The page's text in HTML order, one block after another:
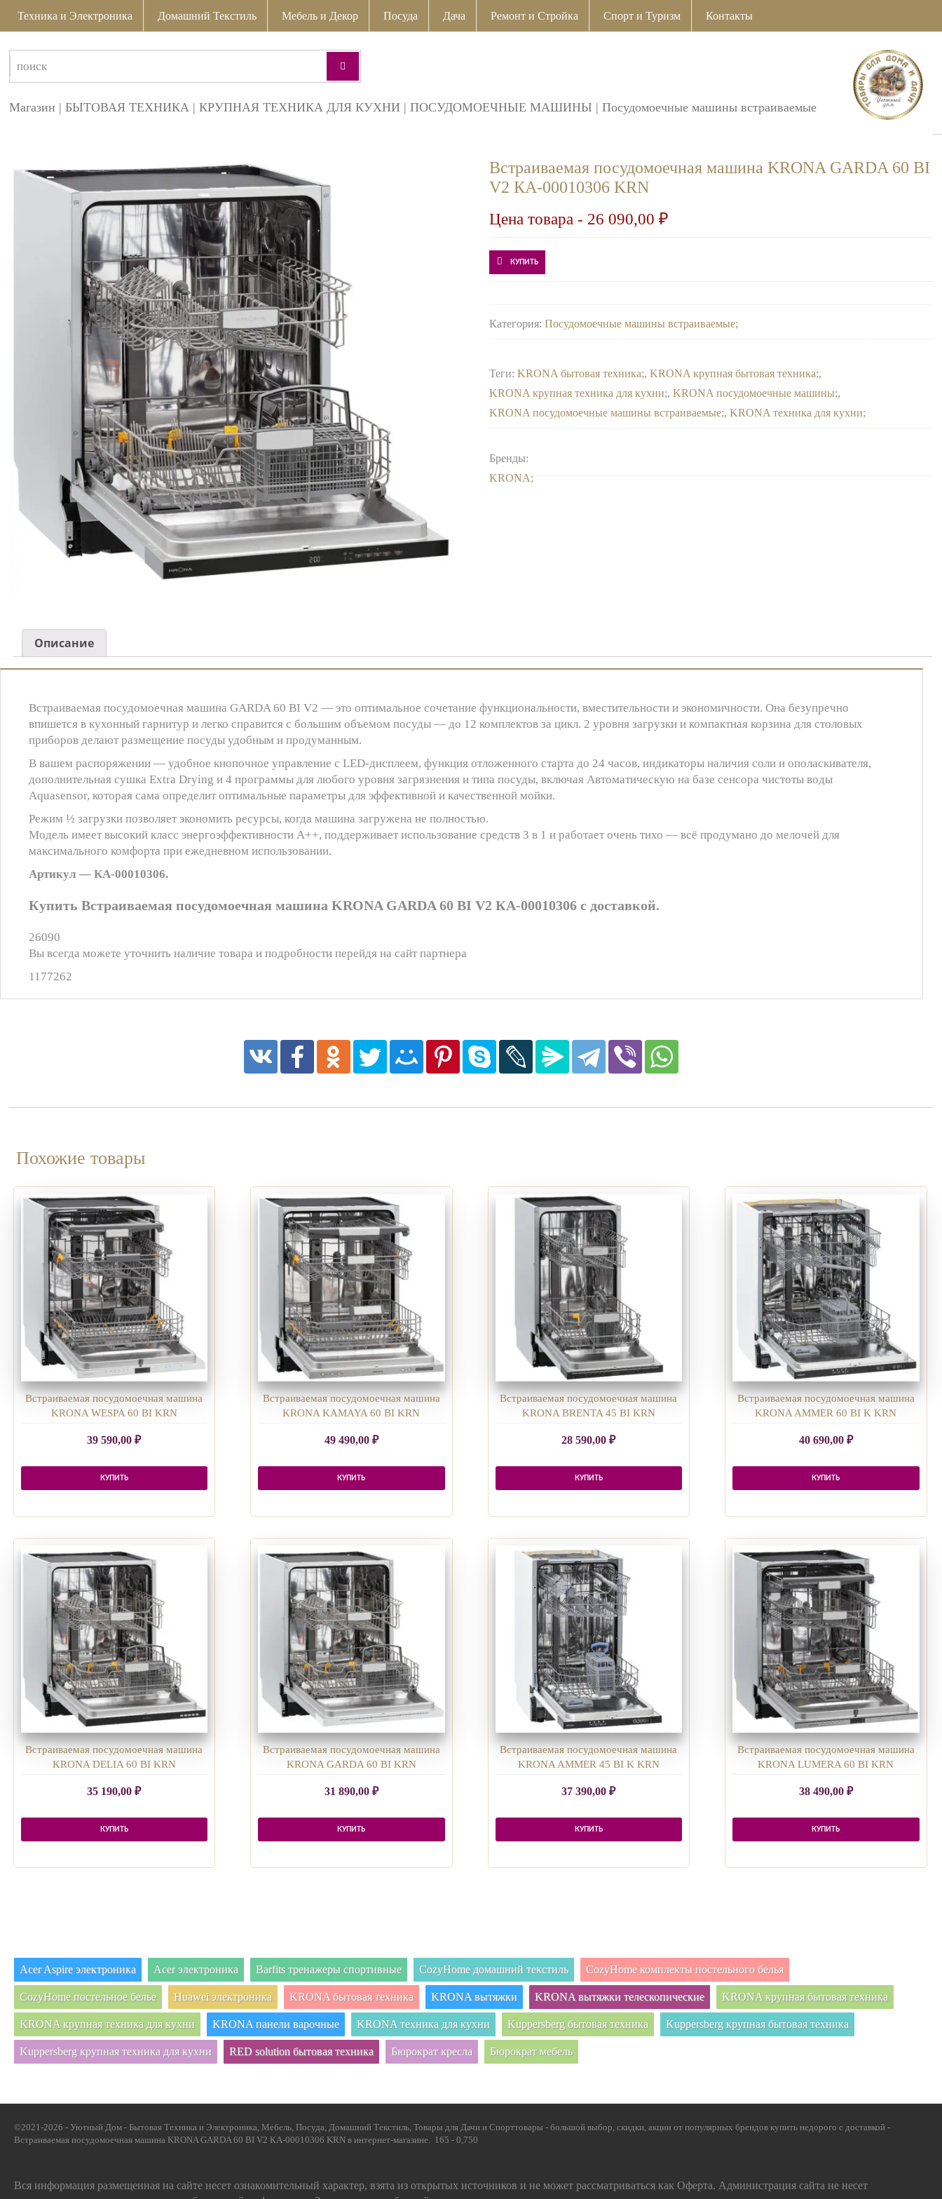
Техника и Электроника Домашний Текстиль Мебель и Декор Посуда Дача Ремонт и Стройка Спорт и Туризм Контакты
Магазин |БЫТОВАЯ ТЕХНИКА |КРУПНАЯ ТЕХНИКА ДЛЯ КУХНИ |ПОСУДОМОЕЧНЫЕ МАШИНЫ |Посудомоечные машины встраиваемые
Встраиваемая посудомоечная машина KRONA GARDA 60 BI
V2 КА-00010306 KRN
Цена товара - 26 090,00₽
КУПИТЬ
Категория:Посудомоечные машины встраиваемые
Теги:KRONA бытовая техника ,KRONA крупная бытовая техника ,
KRONA крупная техника для кухни ,KRONA посудомоечные машины ,
KRONA посудомоечные машины встраиваемые ,KRONA техника для кухни
Бренды:
KRONA
Описание
Встраиваемая посудомоечная машина GARDA 60 BI V2 — это оптимальное сочетание функциональности, вместительности и экономичности. Она безупречно
впишется в кухонный гарнитур и легко справится с большим объемом посуды — до 12 комплектов за цикл. 2 уровня загрузки и компактная корзина для столовых
приборов делают размещение посуды удобным и продуманным.
В вашем распоряжении — удобное кнопочное управление с LED-дисплеем, функция отложенного старта до 24 часов, индикаторы наличия соли и ополаскивателя,
дополнительная сушка Extra Drying и 4 программы для любого уровня загрязнения и типа посуды, включая Автоматическую на базе сенсора чистоты воды
Aquasensor, которая сама определит оптимальные параметры для эффективной и качественной мойки.
Режим ½ загрузки позволяет экономить ресурсы, когда машина загружена не полностью.
Модель имеет высокий класс энергоэффективности А++, поддерживает использование средств 3 в 1 и работает очень тихо — всё продумано до мелочей для
максимального комфорта при ежедневном использовании.
Артикул — КА-00010306.
Купить Встраиваемая посудомоечная машина KRONA GARDA 60 BI V2 КА-00010306 с доставкой.
26090
Вы всегда можете уточнить наличие товара и подробности перейдя на сайт партнера
1177262
Похожие товары
Встраиваемая посудомоечная машина
KRONA WESPA 60 BI KRN
39 590,00₽
КУПИТЬ
Встраиваемая посудомоечная машина
KRONA KAMAYA 60 BI KRN
49 490,00 ₽
КУПИТЬ
Встраиваемая посудомоечная машина
KRONA BRENTA 45 BI KRN
28 590,00₽
КУПИТЬ
Встраиваемая посудомоечная машина
KRONA AMMER 60 BI K KRN
40 690,00 ₽
КУПИТЬ
Встраиваемая посудомоечная машина
KRONA DELIA 60 BI KRN
35 190,00₽
КУПИТЬ
Встраиваемая посудомоечная машина
KRONA GARDA 60 BI KRN
31 890,00 ₽
КУПИТЬ
Встраиваемая посудомоечная машина
KRONA AMMER 45 BI K KRN
37 390,00₽
КУПИТЬ
Встраиваемая посудомоечная машина
KRONA LUMERA 60 BI KRN
38 490,00 ₽
КУПИТЬ
Acer Aspire электроника Acer электроника Barfits тренажеры спортивные CozyHome домашний текстиль CozyHome комплекты постельного белья
CozyHome постельное белье Huawei электроника KRONA бытовая техника KRONA вытяжки KRONA вытяжки телескопические KRONA крупная бытовая техника
KRONA крупная техника для кухни KRONA панели варочные KRONA техника для кухни Kuppersberg бытовая техника Kuppersberg крупная бытовая техника
Kuppersberg крупная техника для кухни RED solution бытовая техника Бюрократ кресла Бюрократ мебель
©2021-2026 - Уютный Дом - Бытовая Техника и Электроника, Мебель, Посуда, Домашний Текстиль, Товары для Дачи и Спорттовары - большой выбор, скидки, акции от популярных брендов купить недорого с доставкой -
Встраиваемая посудомоечная машина KRONA GARDA 60 BI V2 КА-00010306 KRN в интернет-магазине. 165 - 0,750
Вся информация размещенная на сайте несет ознакомительный характер, взята из открытых источников и не может рассматриваться как Оферта. Администрация сайта не несет